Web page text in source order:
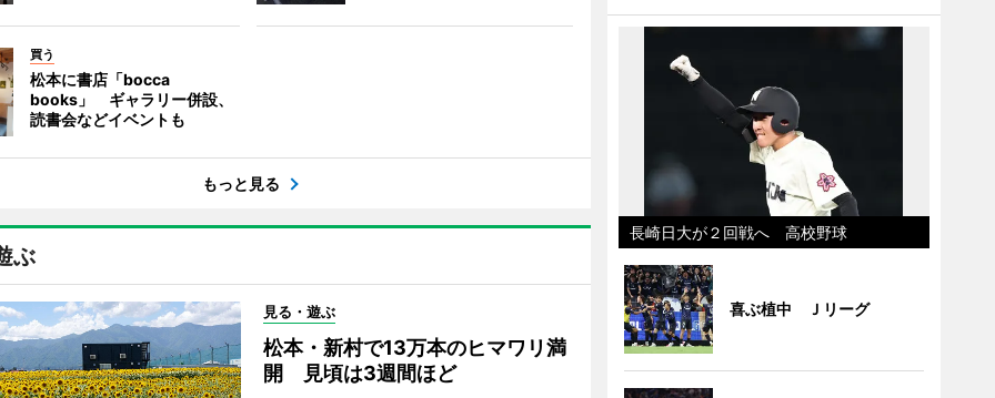
買う
松本に書店「bocca
books」 ギャラリー併設、
読書会などイベントも
もっと見る
ぶ
見る・遊ぶ
松本・新村で13万本のヒマワリ満
開 見頃は3週間ほど
長崎日大が２回戦へ 高校野球
喜ぶ植中 Ｊリーグ